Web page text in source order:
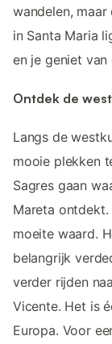
wandelen,
in Santa Maria
en je geniet
Ontdek de
Langs de
mooie plekken
Sagres gaan
Mareta
moeite waard.
belangrijk
verder rijden
Vicente. Het is
Europa. Voor